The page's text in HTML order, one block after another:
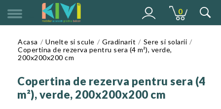
0
Acasa Unelte si scule Gradinarit
Sere si solarii
Copertina de rezerva pentru sera (4 m²), verde,
200x200x200 cm
Copertina de rezerva pentru sera (4
m²), verde, 200x200x200 cm